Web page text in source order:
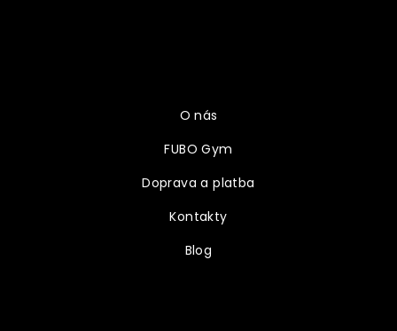
O nás
FUBO Gym
Doprava a platba
Kontakty
Blog